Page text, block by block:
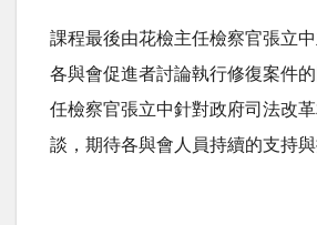
課程最後由花檢主任檢察官張立
各與會促進者討論執行修復案件
任檢察官張立中針對政府司法改
談，期待各與會人員持續的支持與